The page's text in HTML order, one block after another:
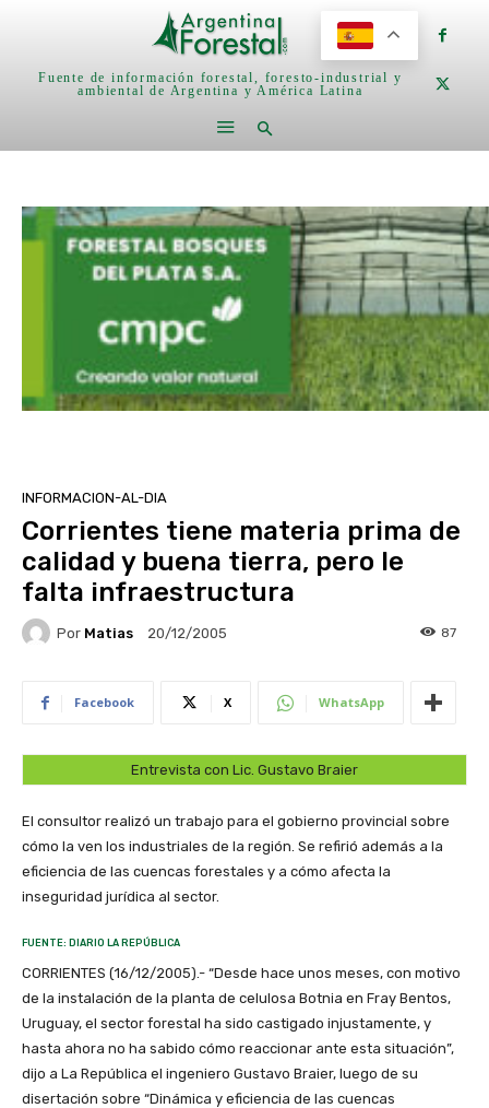
Fuente de información forestal, foresto-industrial y
ambiental de Argentina y América Latina
INFORMACION-AL-DIA
Corrientes tiene materia prima de
calidad y buena tierra, pero le
falta infraestructura
Por Matias 20/12/2005 87
Facebook X WhatsApp
Entrevista con Lic. Gustavo Braier
El consultor realizó un trabajo para el gobierno provincial sobre
cómo la ven los industriales de la región. Se refirió además a la
eficiencia de las cuencas forestales y a cómo afecta la
inseguridad jurídica al sector.
FUENTE: DIARIO LA REPÚBLICA
CORRIENTES (16/12/2005).- “Desde hace unos meses, con motivo
de la instalación de la planta de celulosa Botnia en Fray Bentos,
Uruguay, el sector forestal ha sido castigado injustamente, y
hasta ahora no ha sabido cómo reaccionar ante esta situación”,
dijo a La República el ingeniero Gustavo Braier, luego de su
disertación sobre “Dinámica y eficiencia de las cuencas